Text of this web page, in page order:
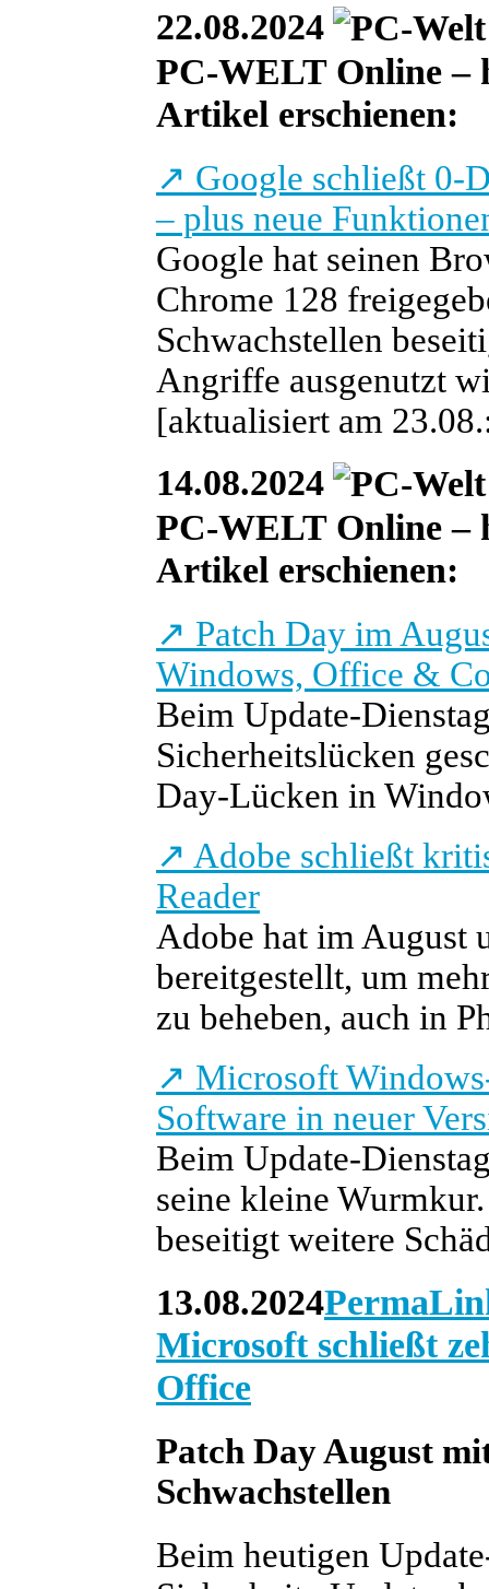
22.08.2024
PC-WELT Online –
Artikel erschienen:
↗ Google schließt 0-
– plus neue
Google hat seinen
Chrome 128
Schwachstellen
Angriffe ausgenutzt
[aktualisiert am
14.08.2024
PC-WELT Online –
Artikel erschienen:
↗ Patch Day im
Windows, Office &
Beim Update-
Sicherheitslücken
Day-Lücken in
↗ Adobe schließt
Reader
Adobe hat im August
bereitgestellt, um
zu beheben, auch in
↗ Microsoft
Software in neuer
Beim Update-
seine kleine
beseitigt weitere
13.08.2024
Microsoft schließt
Office
Patch Day August
Schwachstellen
Beim heutigen